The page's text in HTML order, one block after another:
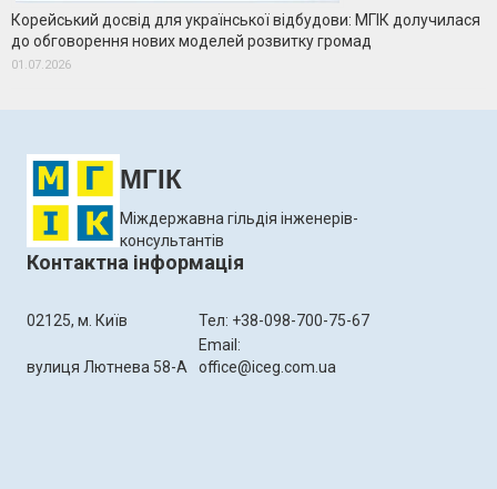
Корейський досвід для української відбудови: МГІК долучилася
до обговорення нових моделей розвитку громад
01.07.2026
МГІК
Міждержавна гільдія інженерів-
консультантів
Контактна інформація
02125, м. Київ
вулиця Лютнева 58-А
Тел: +38-098-700-75-67
Email:
office@iceg.com.ua